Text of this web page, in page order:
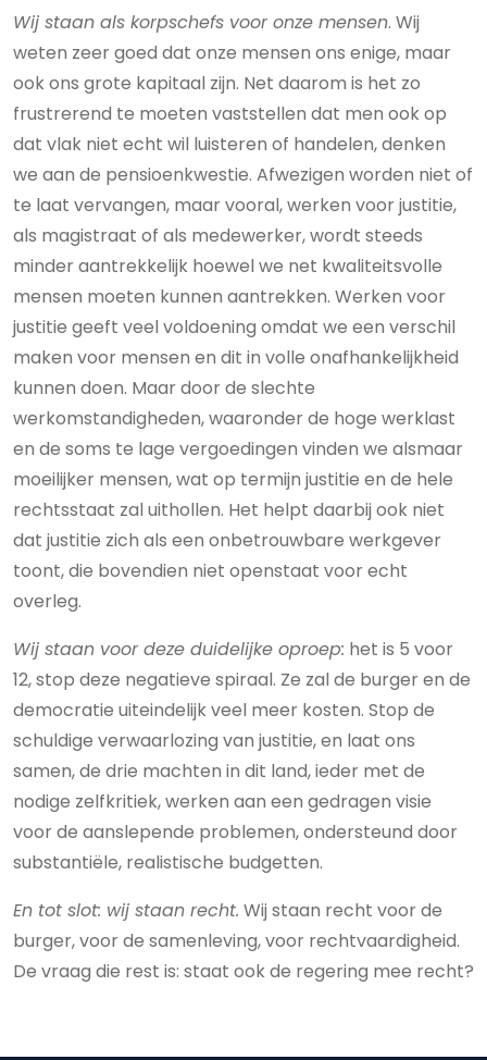
Wij staan als korpschefs voor onze mensen. Wij
weten zeer goed dat onze mensen ons enige, maar
ook ons grote kapitaal zijn. Net daarom is het zo
frustrerend te moeten vaststellen dat men ook op
dat vlak niet echt wil luisteren of handelen, denken
we aan de pensioenkwestie. Afwezigen worden niet of
te laat vervangen, maar vooral, werken voor justitie,
als magistraat of als medewerker, wordt steeds
minder aantrekkelijk hoewel we net kwaliteitsvolle
mensen moeten kunnen aantrekken. Werken voor
justitie geeft veel voldoening omdat we een verschil
maken voor mensen en dit in volle onafhankelijkheid
kunnen doen. Maar door de slechte
werkomstandigheden, waaronder de hoge werklast
en de soms te lage vergoedingen vinden we alsmaar
moeilijker mensen, wat op termijn justitie en de hele
rechtsstaat zal uithollen. Het helpt daarbij ook niet
dat justitie zich als een onbetrouwbare werkgever
toont, die bovendien niet openstaat voor echt
overleg.
Wij staan voor deze duidelijke oproep: het is 5 voor
12, stop deze negatieve spiraal. Ze zal de burger en de
democratie uiteindelijk veel meer kosten. Stop de
schuldige verwaarlozing van justitie, en laat ons
samen, de drie machten in dit land, ieder met de
nodige zelfkritiek, werken aan een gedragen visie
voor de aanslepende problemen, ondersteund door
substantiële, realistische budgetten.
En tot slot: wij staan recht. Wij staan recht voor de
burger, voor de samenleving, voor rechtvaardigheid.
De vraag die rest is: staat ook de regering mee recht?